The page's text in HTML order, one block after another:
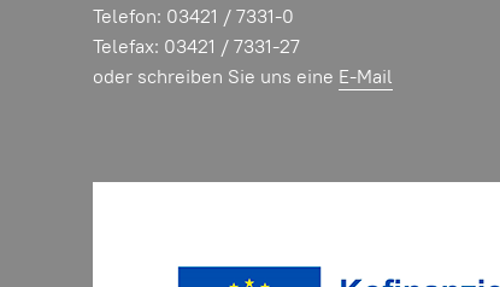
Telefon: 03421 / 7331-0
Telefax: 03421 / 7331-27
oder schreiben Sie uns eine E-Mail